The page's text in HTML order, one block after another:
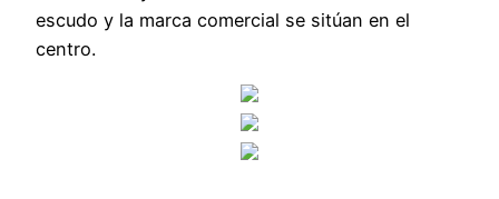
escudo y la marca comercial se sitúan en el
centro.